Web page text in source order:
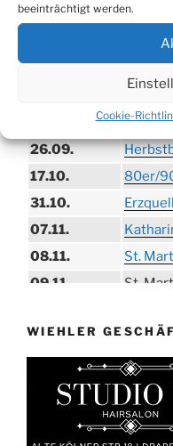
beeinträchtigt werden.
Cookie-
29.08.
26.09.
17.10.
80er/
31.10.
07.11.
08.11.
St.
09.11.
St.
11.11.
„DÜX“
15.11.
WIEHLER